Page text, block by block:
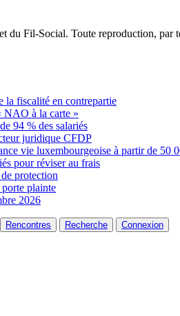
du Fil-Social. Toute reproduction,
la fiscalité en contrepartie
NAO à la carte »
94 % des salariés
juridique CFDP
vie luxembourgeoise à partir de 50
pour réviser au frais
protection
plainte
2026
Rencontres Recherche Connexion